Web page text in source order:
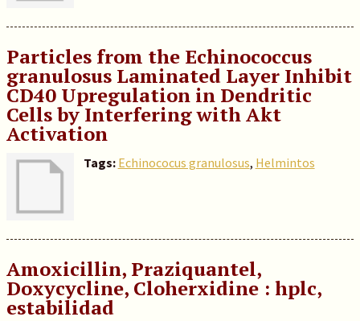
Particles from the Echinococcus
granulosus Laminated Layer Inhibit
CD40 Upregulation in Dendritic
Cells by Interfering with Akt
Activation
Tags: Echinococus granulosus, Helmintos
Amoxicillin, Praziquantel,
Doxycycline, Cloherxidine : hplc,
estabilidad